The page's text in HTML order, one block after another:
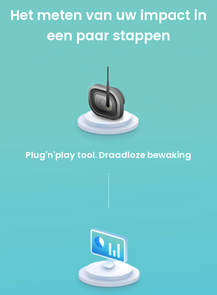
Het meten van uw impact in
een paar stappen
Plug'n'play tool. Draadloze bewaking